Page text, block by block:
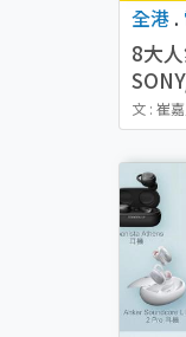
全港 .
8大
文 : 崔